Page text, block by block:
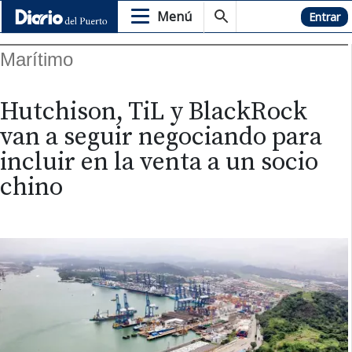
Menú Hemeroteca Entrar
Marítimo
Hutchison, TiL y BlackRock
van a seguir negociando para
incluir en la venta a un socio
chino